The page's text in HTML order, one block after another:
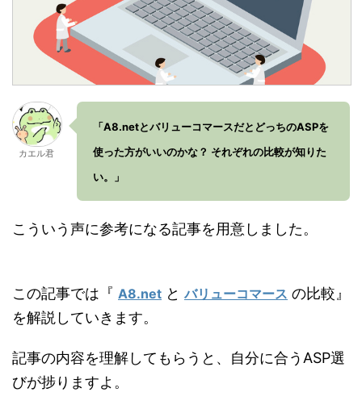
カエル君
「A8.netとバリューコマースだとどっちのASPを
使った方がいいのかな？ それぞれの比較が知りた
い。」
こういう声に参考になる記事を用意しました。
この記事では『 A8.net と バリューコマース の比較』
を解説していきます。
記事の内容を理解してもらうと、自分に合うASP選
びが捗りますよ。